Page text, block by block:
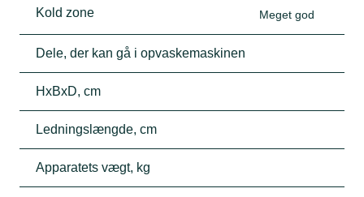
Kold zone Meget god
Dele, der kan gå i opvaskemaskinen
HxBxD, cm
Ledningslængde, cm
Apparatets vægt, kg